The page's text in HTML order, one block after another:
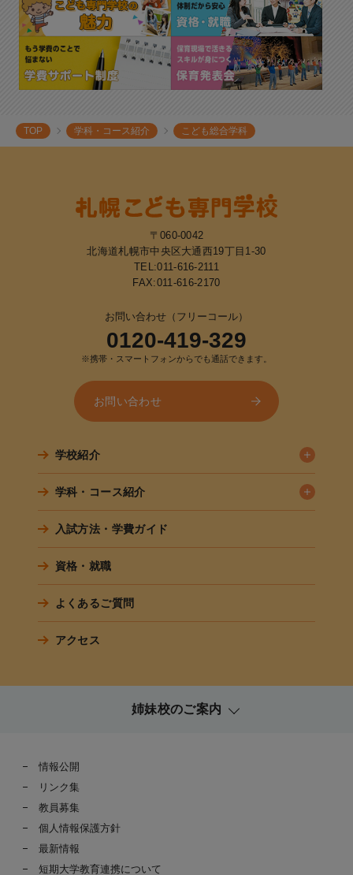
TOP 学科・コース紹介 こども総合学科
〒060-0042
北海道札幌市中央区大通西19丁目1-30
TEL:011-616-2111
FAX:011-616-2170
お問い合わせ（フリーコール）
0120-419-329
※携帯・スマートフォンからでも通話できます。
お問い合わせ
学校紹介
学科・コース紹介
入試方法・学費ガイド
資格・就職
よくあるご質問
アクセス
姉妹校のご案内
情報公開
リンク集
教員募集
個人情報保護方針
最新情報
短期大学教育連携について